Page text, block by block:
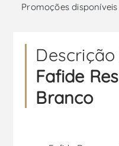
Promoções
Descrição
Fafide
Branco